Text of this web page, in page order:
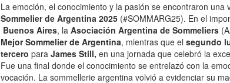
La emoción, el conocimiento y la pasión se encontraron una
Sommelier de Argentina 2025(#SOMMARG25). En el
Buenos Aires, la Asociación Argentina de Sommeliers
Mejor Sommelier de Argentina, mientras que el segundo
tercero para James Still, en una jornada que celebró la
Fue una final donde el conocimiento se entrelazó con la
vocación. La sommellerie argentina volvió a evidenciar su